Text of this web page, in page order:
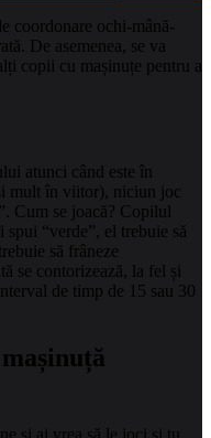
coordonare ochi-mână-
De asemenea, se va
copii cu mașinuțe pentru a
atunci când este în
mult în viitor), niciun joc
Cum se joacă? Copilul
spui “verde”, el trebuie să
să frâneze
se contorizează, la fel și
de timp de 15 sau 30
mașinuță
și ai vrea să le joci și tu.